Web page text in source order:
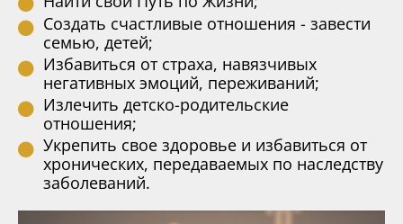
Создать счастливые отношения - завести
семью, детей;
Избавиться от страха, навязчивых
негативных эмоций, переживаний;
Излечить детско-родительские
отношения;
Укрепить свое здоровье и избавиться от
хронических, передаваемых по наследству
заболеваний.